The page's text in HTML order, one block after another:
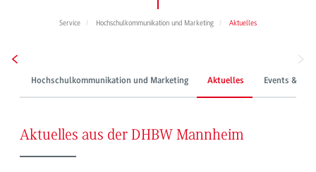
Service Hochschulkommunikation und Marketing Aktuelles
Hochschulkommunikation und Marketing Aktuelles Events &
Aktuelles aus der DHBW Mannheim